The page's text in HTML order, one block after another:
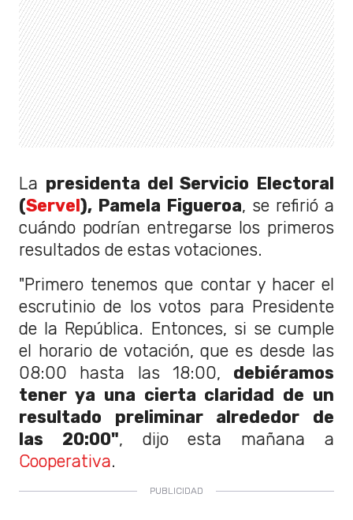
La presidenta del Servicio Electoral
(Servel ), Pamela Figueroa, se refirió a
cuándo podrían entregarse los primeros
resultados de estas votaciones.
"Primero tenemos que contar y hacer el
escrutinio de los votos para Presidente
de la República. Entonces, si se cumple
el horario de votación, que es desde las
08:00 hasta las 18:00, debiéramos
tener ya una cierta claridad de un
resultado preliminar alrededor de
las 20:00", dijo esta mañana a
Cooperativa.